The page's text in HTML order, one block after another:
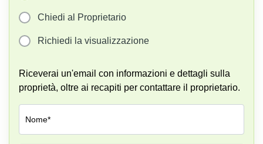
Chiedi al Proprietario
Richiedi la visualizzazione
Riceverai un'email con informazioni e dettagli sulla
proprietà, oltre ai recapiti per contattare il proprietario.
Nome*